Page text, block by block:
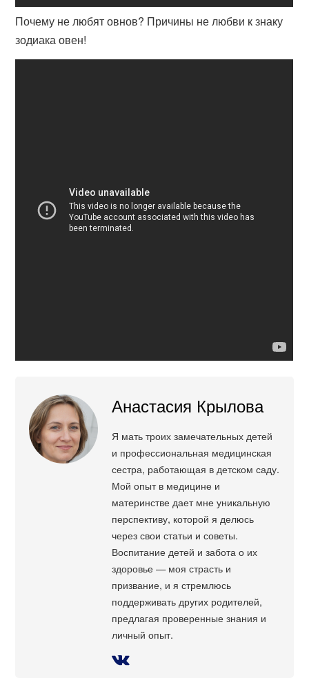
Почему не любят овнов? Причины не любви к знаку
зодиака овен!
Анастасия Крылова
Я мать троих замечательных детей
и профессиональная медицинская
сестра, работающая в детском саду.
Мой опыт в медицине и
материнстве дает мне уникальную
перспективу, которой я делюсь
через свои статьи и советы.
Воспитание детей и забота о их
здоровье — моя страсть и
призвание, и я стремлюсь
поддерживать других родителей,
предлагая проверенные знания и
личный опыт.